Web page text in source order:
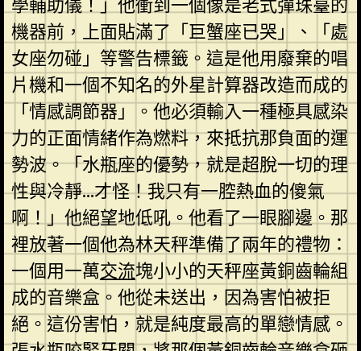
學輔助儀！」他衝到一個像是老式彈珠臺的
機器前，上面貼滿了「巨蟹座已哭」、「處
女座勿碰」等警告標籤。這是他用廢棄的唱
片機和一個不知名的外星計算器改造而成的
「情感調節器」。他必須輸入一種極具感染
力的正面情緒作為燃料，來抵抗那負面的運
勢波。「水瓶座的優勢，就是超脫一切的理
性與冷靜…才怪！我只有一腔熱血的傻氣
啊！」他絕望地低吼。他看了一眼腳邊。那
裡放著一個他為林天秤準備了兩年的禮物：
一個用一萬交流塊小小的天秤座黃銅齒輪組
成的音樂盒。他從未送出，因為害怕被拒
絕。這份害怕，就是純度最高的單戀情感。